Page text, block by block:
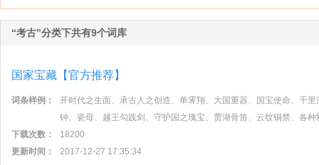
“考古”分类下共有9个词库
国家宝藏【官方推荐】
词条样例：
开时代之生面、承古人之创造、单霁翔、大国重器、国宝使命、千
钟、瓷母、越王勾践剑、守护国之瑰宝、贾湖骨笛、云纹铜禁、各
下载次数：
18200
更新时间：
2017-12-27 17:35:34